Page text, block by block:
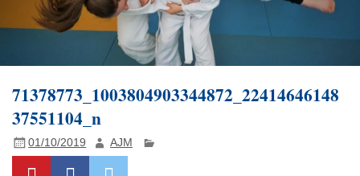
71378773_1003804903344872_22414646148
37551104_n
01/10/2019 AJM